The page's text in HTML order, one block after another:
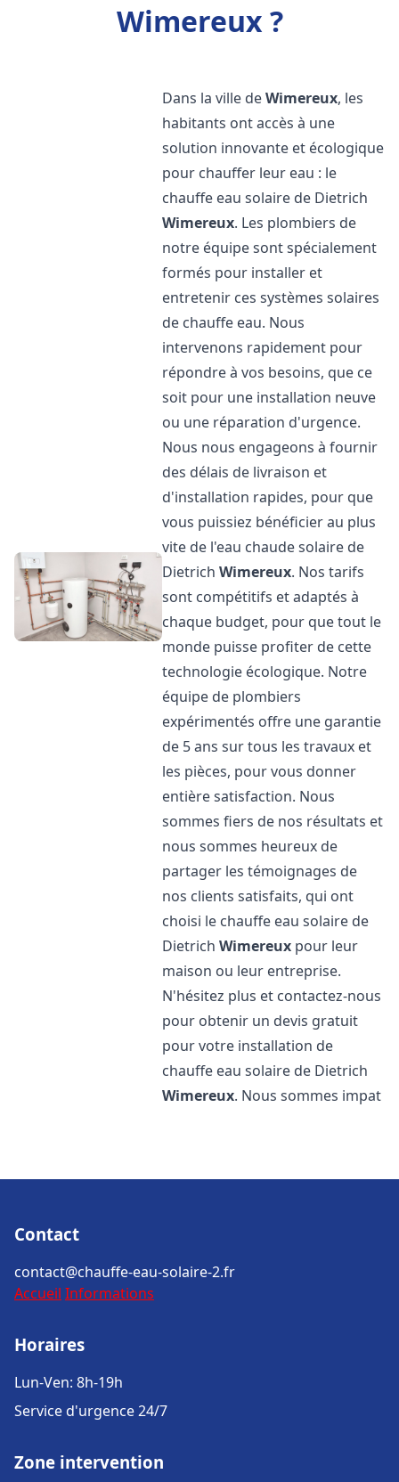
Wimereux ?
Dans la ville deWimereux, les
habitants ont accès à une
solution innovante et écologique
pour chauffer leur eau : le
chauffe eau solaire de Dietrich
Wimereux. Les plombiers de
notre équipe sont spécialement
formés pour installer et
entretenir ces systèmes solaires
de chauffe eau. Nous
intervenons rapidement pour
répondre à vos besoins, que ce
soit pour une installation neuve
ou une réparation d'urgence.
Nous nous engageons à fournir
des délais de livraison et
d'installation rapides, pour que
vous puissiez bénéficier au plus
vite de l'eau chaude solaire de
DietrichWimereux. Nos tarifs
sont compétitifs et adaptés à
chaque budget, pour que tout le
monde puisse profiter de cette
technologie écologique. Notre
équipe de plombiers
expérimentés offre une garantie
de 5 ans sur tous les travaux et
les pièces, pour vous donner
entière satisfaction. Nous
sommes fiers de nos résultats et
nous sommes heureux de
partager les témoignages de
nos clients satisfaits, qui ont
choisi le chauffe eau solaire de
DietrichWimereux pour leur
maison ou leur entreprise.
N'hésitez plus et contactez-nous
pour obtenir un devis gratuit
pour votre installation de
chauffe eau solaire de Dietrich
Wimereux. Nous sommes impat
Contact
contact@chauffe-eau-solaire-2.fr
Accueil Informations
Horaires
Lun-Ven: 8h-19h
Service d'urgence 24/7
Zone intervention